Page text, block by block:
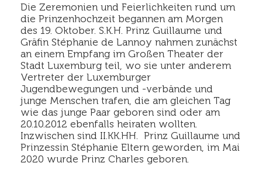
Die Zeremonien und Feierlichkeiten rund um
die Prinzenhochzeit begannen am Morgen
des 19. Oktober. S.K.H. Prinz Guillaume und
Gräfin Stéphanie de Lannoy nahmen zunächst
an einem Empfang im Großen Theater der
Stadt Luxemburg teil, wo sie unter anderem
Vertreter der Luxemburger
Jugendbewegungen und -verbände und
junge Menschen trafen, die am gleichen Tag
wie das junge Paar geboren sind oder am
20.10.2012 ebenfalls heiraten wollten.
Inzwischen sind II.KK.HH. Prinz Guillaume und
Prinzessin Stéphanie Eltern geworden, im Mai
2020 wurde Prinz Charles geboren.